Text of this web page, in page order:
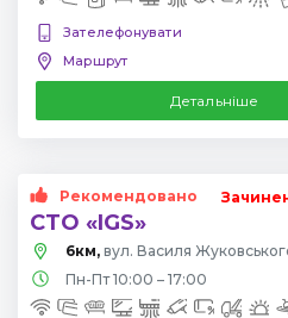
Зателефонувати
Маршрут
Детальніше
Рекомендовано
СТО «IGS»
6км, вул. Василя
Пн-Пт 10:00 – 17:00